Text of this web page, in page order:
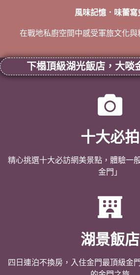
風味記憶．味蕾寫
在戰地私廚空間中感受軍旅文化與
下榻頂級湖光飯店，大啖
十大必拍
精心挑選十大必訪網美景點，體驗一
金門」
湖景飯店
四日連泊不換房，入住金門最頂級金